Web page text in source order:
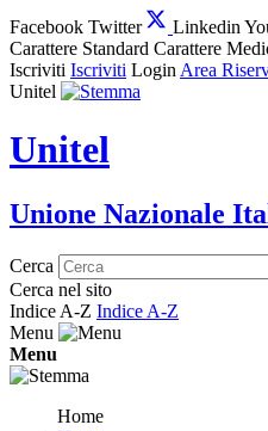
Facebook Twitter Linkedin
Carattere Standard Carattere
Iscriviti Iscriviti Login Area
Unitel
Unitel
Unione Nazionale
Cerca
Cerca nel sito
Indice A-Z Indice A-Z
Menu
Menu
Home